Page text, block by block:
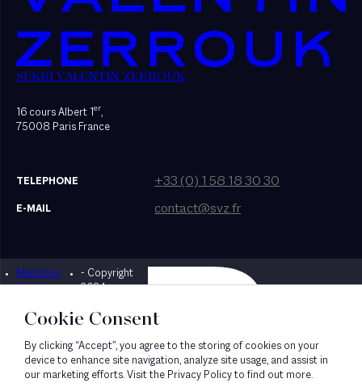
SEKRI VALENTIN ZERROUK
16 cours Albert 1er,
75008 Paris France
TELEPHONE +33 (0) 1 58 18 30 30
E-MAIL contact@svz.fr
Mentions
légales
- Copyright
2024
Designed by Bonhomme
Cookie Consent
By clicking “Accept”, you agree to the storing of cookies on your
device to enhance site navigation, analyze site usage, and assist in
our marketing efforts. Visit the Privacy Policy to find out more.